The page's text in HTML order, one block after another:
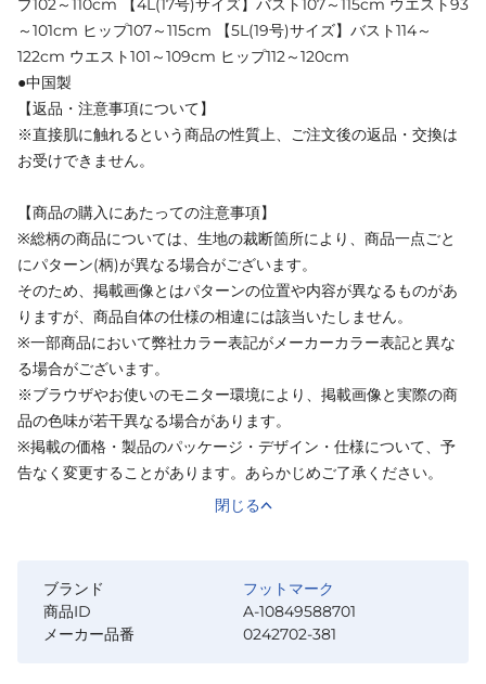
プ102～110cm 【4L(17号)サイズ】バスト107～115cm ウエスト93
～101cm ヒップ107～115cm 【5L(19号)サイズ】バスト114～
122cm ウエスト101～109cm ヒップ112～120cm
●中国製
【返品・注意事項について】
※直接肌に触れるという商品の性質上、ご注文後の返品・交換は
お受けできません。
【商品の購入にあたっての注意事項】
※総柄の商品については、生地の裁断箇所により、商品一点ごと
にパターン(柄)が異なる場合がございます。
そのため、掲載画像とはパターンの位置や内容が異なるものがあ
りますが、商品自体の仕様の相違には該当いたしません。
※一部商品において弊社カラー表記がメーカーカラー表記と異な
る場合がございます。
※ブラウザやお使いのモニター環境により、掲載画像と実際の商
品の色味が若干異なる場合があります。
※掲載の価格・製品のパッケージ・デザイン・仕様について、予
告なく変更することがあります。あらかじめご了承ください。
閉じる
ブランド
フットマーク
商品ID
A-10849588701
メーカー品番
0242702-381